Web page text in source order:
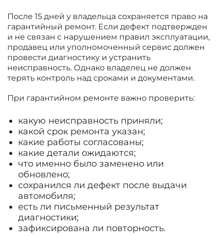
После 15 дней у владельца сохраняется право на
гарантийный ремонт. Если дефект подтвержден
и не связан с нарушением правил эксплуатации,
продавец или уполномоченный сервис должен
провести диагностику и устранить
неисправность. Однако владелец не должен
терять контроль над сроками и документами.
При гарантийном ремонте важно проверить:
какую неисправность приняли;
какой срок ремонта указан;
какие работы согласованы;
какие детали ожидаются;
что именно было заменено или
обновлено;
сохранился ли дефект после выдачи
автомобиля;
есть ли письменный результат
диагностики;
зафиксирована ли повторность.